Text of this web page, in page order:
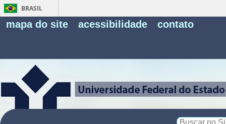
BRASIL
mapa do site acessibilidade contato